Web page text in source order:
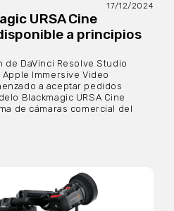
17/12/2024
URSA Cine
a principios
de DaVinci Resolve Studio
Immersive Video
a aceptar pedidos
Blackmagic URSA Cine
de cámaras comercial del